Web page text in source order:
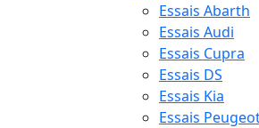
Essais Abarth
Essais Audi
Essais Cupra
Essais DS
Essais Kia
Essais